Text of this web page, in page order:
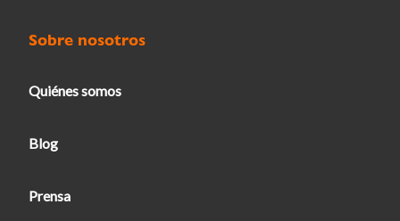
Sobre nosotros
Quiénes somos
Blog
Prensa